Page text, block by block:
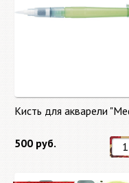
Кисть для акварели
500 руб.